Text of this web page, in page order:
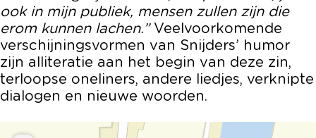
ook in mijn publiek, mensen zullen zijn die
erom kunnen lachen.”Veelvoorkomende
verschijningsvormen van Snijders’ humor
zijn alliteratie aan het begin van deze zin,
terloopse oneliners, andere liedjes, verknipte
dialogen en nieuwe woorden.